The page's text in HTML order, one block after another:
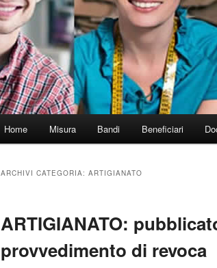
Home Misura Bandi Beneficiari
ARCHIVI CATEGORIA: ARTIGIANATO
ARTIGIANATO:
provvedimento di revoca